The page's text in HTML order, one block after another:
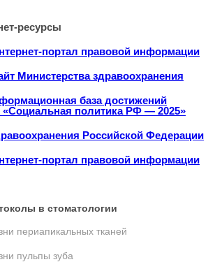
ресурсы
портал правовой информации
Министерства здравоохранения
база достижений
«Социальная политика РФ — 2025»
Российской Федерации
портал правовой информации
в стоматологии
периапикальных тканей
пульпы зуба